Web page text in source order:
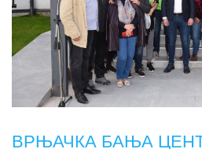
ВРЊАЧКА БАЊА